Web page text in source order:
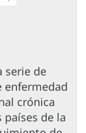
serie de
enfermedad
crónica
países de la